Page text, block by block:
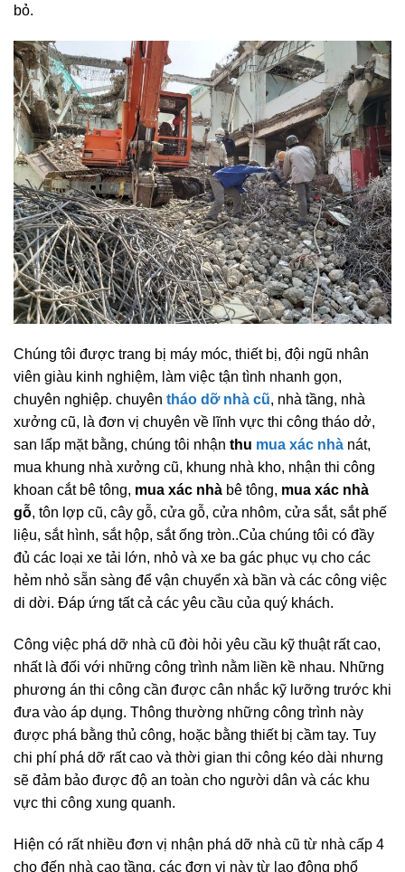
nằm trong khu vực cần phải quy hoạch sẽ cần được phá
Chúng tôi được trang bị máy móc, thiết bị, đội ngũ nhân
viên giàu kinh nghiệm, làm việc tận tình nhanh gọn,
chuyên nghiệp. chuyêntháo dỡ nhà cũ, nhà tầng, nhà
xưởng cũ, là đơn vị chuyên về lĩnh vực thi công tháo dở,
san lấp mặt bằng, chúng tôi nhận thu mua xác nhà nát,
mua khung nhà xưởng cũ, khung nhà kho, nhận thi công
khoan cắt bê tông, mua xác nhàbê tông, mua xác nhà
gỗ, tôn lợp cũ, cây gỗ, cửa gỗ, cửa nhôm, cửa sắt, sắt phế
liệu, sắt hình, sắt hộp, sắt ống tròn..Của chúng tôi có đầy
đủ các loại xe tải lớn, nhỏ và xe ba gác phục vụ cho các
hẻm nhỏ sẵn sàng để vận chuyển xà bần và các công việc
Công việc phá dỡ nhà cũ đòi hỏi yêu cầu kỹ thuật rất cao,
nhất là đối với những công trình nằm liền kề nhau. Những
phương án thi công cần được cân nhắc kỹ lưỡng trước khi
đưa vào áp dụng. Thông thường những công trình này
được phá bằng thủ công, hoặc bằng thiết bị cầm tay. Tuy
chi phí phá dỡ rất cao và thời gian thi công kéo dài nhưng
sẽ đảm bảo được độ an toàn cho người dân và các khu
Hiện có rất nhiều đơn vị nhận phá dỡ nhà cũ từ nhà cấp 4